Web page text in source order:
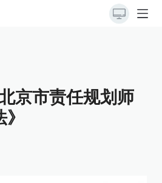
京市责任规划师